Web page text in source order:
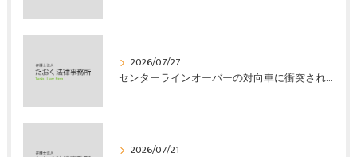
2026/07/27
センターラインオーバーの対向車に衝突され、むち打ちを発症し、裁判所の基準で慰謝料などの損害賠償金を獲得した事案｜たおく法律事務所
2026/07/21